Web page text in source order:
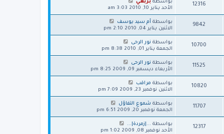
12316 بواسطة بربغي
الأحد يناير 10, 2010 3:03 am
9842 بواسطة أم سيد يوسف
الاثنين يناير 04, 2010 2:10 pm
10700 بواسطة نور الرحى
الجمعة يناير 01, 2010 8:38 pm
11525 بواسطة نور الرحى
الأربعاء ديسمبر 09, 2009 8:25 pm
10820 بواسطة مراقب
الاثنين نوفمبر 23, 2009 7:09 pm
11707 بواسطة شموع التفاؤل
الجمعة نوفمبر 20, 2009 6:51 pm
12317 بواسطة ...|زمردة|...
الأحد نوفمبر 08, 2009 1:02 pm